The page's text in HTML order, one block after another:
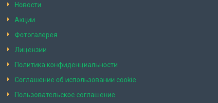
Новости
Акции
Фотогалерея
Лицензии
Политика конфиденциальности
Соглашение об использовании cookie
Пользовательское соглашение